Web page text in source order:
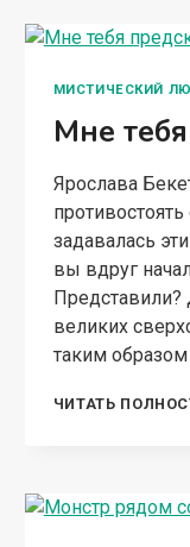
МИСТИЧЕСКИЙ
Мне
Ярослава
задавалась
вы вдруг
Представили?
великих
таким
ЧИТАТЬ